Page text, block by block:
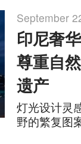
September
印尼奢
尊重自
遗产
灯光设计灵
野的繁复图